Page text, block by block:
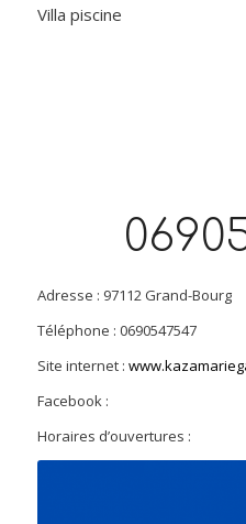
Villa piscine
Adresse : 97112 Grand-Bourg
Téléphone : 0690547547
Site internet :
Facebook :
Horaires d’ouvertures :